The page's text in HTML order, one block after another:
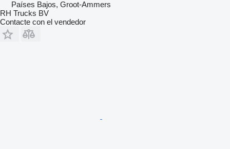
Países Bajos, Groot-Ammers
RH Trucks BV
Contacte con el vendedor